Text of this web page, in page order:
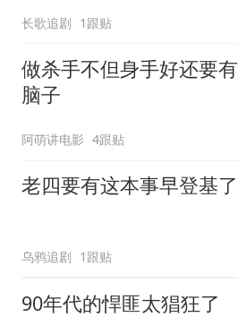
长歌追剧 1跟贴
做杀手不但身手好还要有
脑子
阿萌讲电影 4跟贴
老四要有这本事早登基了
乌鸦追剧 1跟贴
90年代的悍匪太猖狂了